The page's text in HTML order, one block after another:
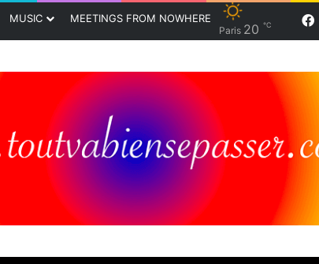
MUSIC MEETINGS FROM NOWHERE
Paris 20 ℃